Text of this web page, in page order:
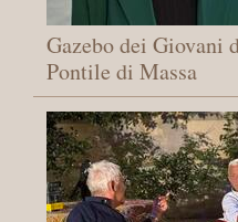
Gazebo dei Giovani
Pontile di Massa